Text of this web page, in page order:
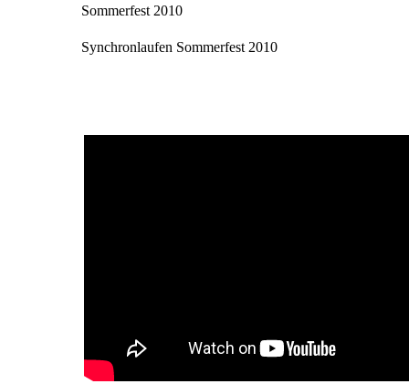
Sommerfest 2010
Synchronlaufen Sommerfest 2010